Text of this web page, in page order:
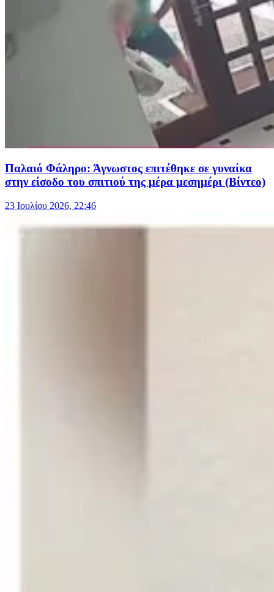
Παλαιό Φάληρο: Άγνωστος επιτέθηκε σε γυναίκα
στην είσοδο του σπιτιού της μέρα μεσημέρι (Βίντεο)
23 Ιουλίου 2026, 22:46